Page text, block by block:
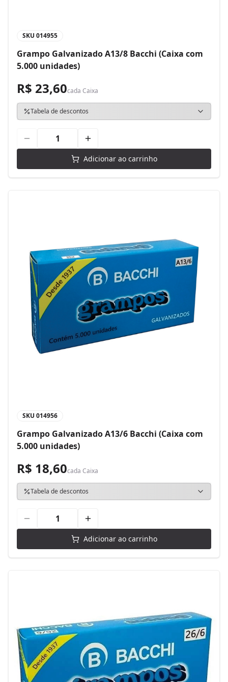
SKU 014955
Grampo Galvanizado A13/8 Bacchi (Caixa com
5.000 unidades)
R$ 23,60cada Caixa
Tabela de descontos
Adicionar ao carrinho
SKU 014956
Grampo Galvanizado A13/6 Bacchi (Caixa com
5.000 unidades)
R$ 18,60cada Caixa
Tabela de descontos
Adicionar ao carrinho